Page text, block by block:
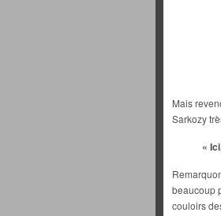
Mais
Sarkozy
«
beaucoup
couloirs